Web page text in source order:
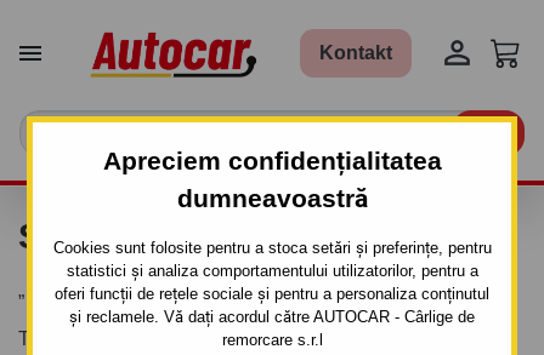
Apreciem confidențialitatea
dumneavoastră
Cookies sunt folosite pentru a stoca setări și preferințe, pentru
statistici și analiza comportamentului utilizatorilor, pentru a
oferi funcții de rețele sociale și pentru a personaliza conținutul
și reclamele. Vă dați acordul către AUTOCAR - Cârlige de
remorcare s.r.l
 Kontakt 
SUPORTURI SCHIURI
„
Transportul schiurilor și plăcilor de snowboard necesită și